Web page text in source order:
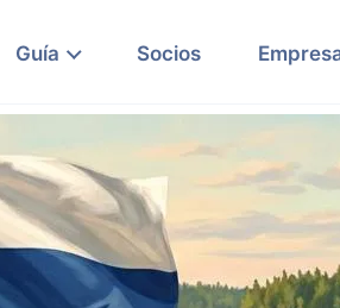
Guía Socios